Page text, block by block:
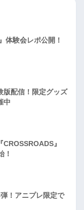
体験会レポ公開！
版配信！限定グッズ
中
』
！
！アニプレ限定で